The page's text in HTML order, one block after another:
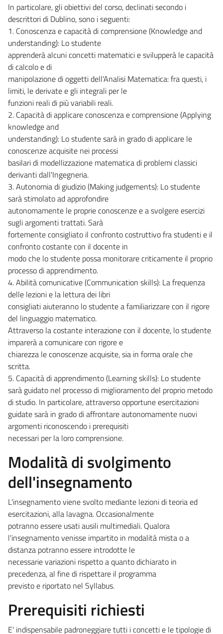
In particolare, gli obiettivi del corso, declinati secondo i
descrittori di Dublino, sono i seguenti:
1. Conoscenza e capacità di comprensione (Knowledge and
understanding): Lo studente
apprenderà alcuni concetti matematici e svilupperà le capacità
di calcolo e di
manipolazione di oggetti dell'Analisi Matematica: fra questi, i
limiti, le derivate e gli integrali per le
funzioni reali di più variabili reali.
2. Capacità di applicare conoscenza e comprensione (Applying
knowledge and
understanding): Lo studente sarà in grado di applicare le
conoscenze acquisite nei processi
basilari di modellizzazione matematica di problemi classici
derivanti dall'Ingegneria.
3. Autonomia di giudizio (Making judgements): Lo studente
sarà stimolato ad approfondire
autonomamente le proprie conoscenze e a svolgere esercizi
sugli argomenti trattati. Sarà
fortemente consigliato il confronto costruttivo fra studenti e il
confronto costante con il docente in
modo che lo studente possa monitorare criticamente il proprio
processo di apprendimento.
4. Abilità comunicative (Communication skills): La frequenza
delle lezioni e la lettura dei libri
consigliati aiuteranno lo studente a familiarizzare con il rigore
del linguaggio matematico.
Attraverso la costante interazione con il docente, lo studente
imparerà a comunicare con rigore e
chiarezza le conoscenze acquisite, sia in forma orale che
scritta.
5. Capacità di apprendimento (Learning skills): Lo studente
sarà guidato nel processo di miglioramento del proprio metodo
di studio. In particolare, attraverso opportune esercitazioni
guidate sarà in grado di affrontare autonomamente nuovi
argomenti riconoscendo i prerequisiti
necessari per la loro comprensione.
Modalità di svolgimento
dell'insegnamento
L'insegnamento viene svolto mediante lezioni di teoria ed
esercitazioni, alla lavagna. Occasionalmente
potranno essere usati ausili multimediali. Qualora
l'insegnamento venisse impartito in modalità mista o a
distanza potranno essere introdotte le
necessarie variazioni rispetto a quanto dichiarato in
precedenza, al fine di rispettare il programma
previsto e riportato nel Syllabus.
Prerequisiti richiesti
E' indispensabile padroneggiare tutti i concetti e le tipologie di